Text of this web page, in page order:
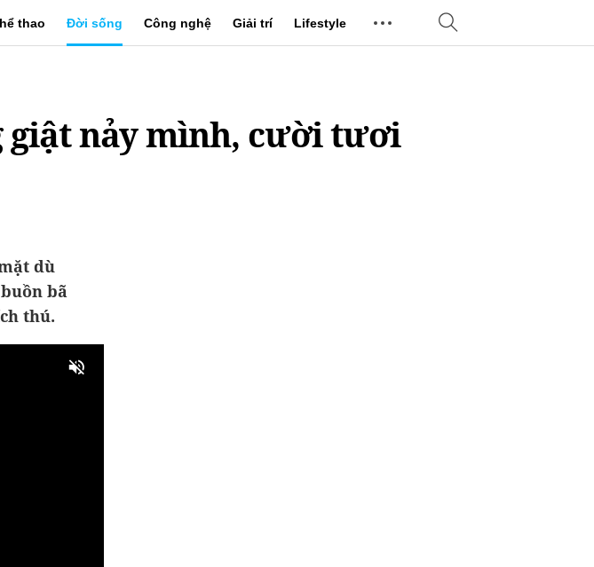
thao Đời sống Công nghệ Giải trí Lifestyle
giật nảy mình, cười tươi
dù
bã
thú.